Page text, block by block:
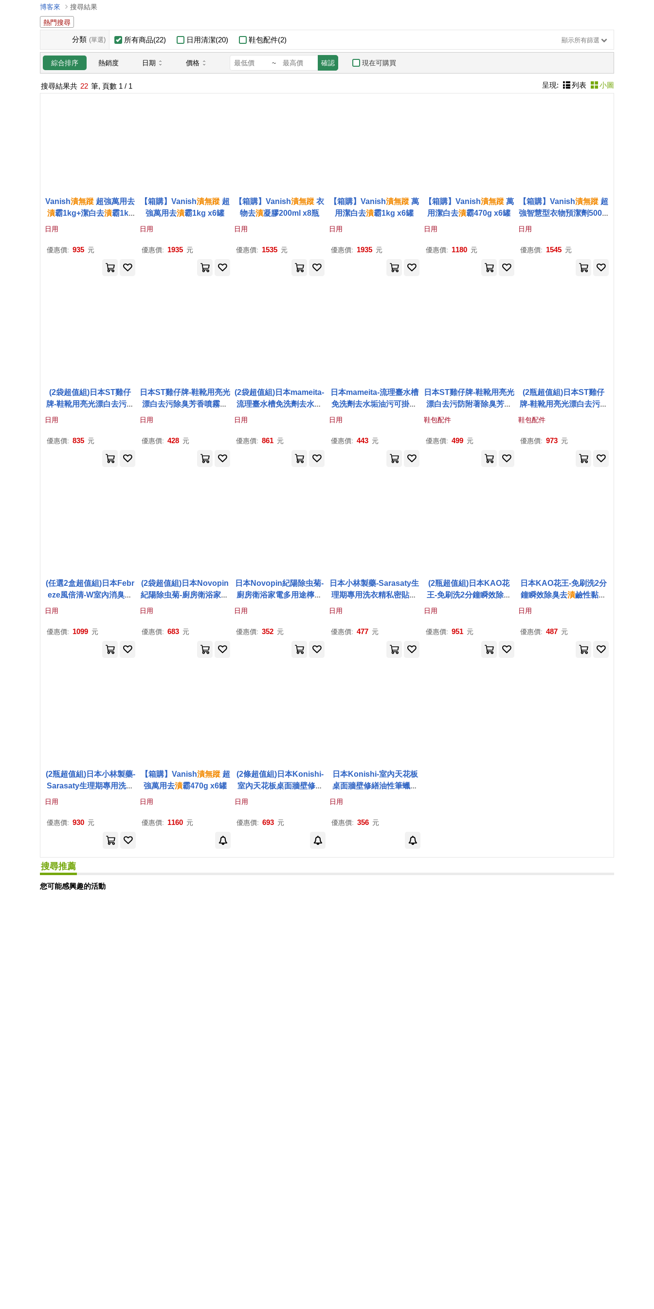
博客來
搜尋結果
熱門搜尋
分類 (單選) 所有商品(22) 日用清潔(20) 鞋包配件(2) 顯示所有篩選
綜合排序 熱銷度 日期 價格 ~ 確認 現在可購買
搜尋結果共 22 筆, 頁數 1 / 1 呈現: 列表 小圖
Vanish漬無蹤 超強萬用去
漬霸1kg+潔白去漬霸1kg
日用
優惠價: 935 元
【箱購】Vanish漬無蹤超
強萬用去漬霸1kg x6罐
日用
優惠價: 1935 元
【箱購】Vanish漬無蹤 衣
物去漬凝膠200ml x8瓶
日用
優惠價: 1535 元
【箱購】Vanish漬無蹤 萬
用潔白去漬霸1kg x6罐
日用
優惠價: 1935 元
【箱購】Vanish漬無蹤萬
用潔白去漬霸470g x6罐
日用
優惠價: 1180 元
【箱購】Vanish漬無蹤 超
強智慧型衣物預潔劑500m
日用
優惠價: 1545 元
(2袋超值組)日本ST雞仔
牌-鞋靴用亮光漂白去污除
臭芳香噴霧清潔劑補充包2
鞋中性除漬 ,鞋面防垢附著
日用
優惠價: 835 元
日本ST雞仔牌-鞋靴用亮光
漂白去污除臭芳香噴霧清
潔劑補充包200ml/袋 (帆布
面防垢附著泡泡慕斯,洗淨
日用
優惠價: 428 元
(2袋超值組)日本mameita-
流理臺水槽免洗劑去水垢
油污可掛式手持清潔刷1
用途廚房海綿,萬用家務清
日用
優惠價: 861 元
日本mameita-流理臺水槽
免洗劑去水垢油污可掛式
手持清潔刷1入/袋(拆卸式
萬用家務清洗刷布,去
日用
優惠價: 443 元
日本ST雞仔牌-鞋靴用亮光
漂白去污防附著除臭芳香
泡沫噴霧清潔劑240ml/瓶
子去漬 潔白保養泡泡慕斯)
鞋包配件
優惠價: 499 元
(2瓶超值組)日本ST雞仔
牌-鞋靴用亮光漂白去污防
附著除臭芳香泡沫噴霧清
印花皆適用,鞋子去
鞋包配件
優惠價: 973 元
(任選2盒超值組)日本Febr
eze風倍清-W室內消臭放
置型果凍凝膠除臭芳香劑1
淨化空氣長效約60天)
日用
優惠價: 1099 元
(2袋超值組)日本Novopin
紀陽除虫菊-廚房衛浴家電
多用途檸檬酸除垢消臭去
家萬用熱水壺電鍋除水垢
日用
優惠價: 683 元
日本Novopin紀陽除虫菊-
廚房衛浴家電多用途檸檬
酸除垢消臭去污清潔粉12
壺電鍋除水垢粉,衣物除汗
日用
優惠價: 352 元
日本小林製藥-Sarasaty生
理期專用洗衣精私密貼身
衣物清潔劑120ml/瓶(洗淨
血漬)
日用
優惠價: 477 元
(2瓶超值組)日本KAO花
王-免刷洗2分鐘瞬效除臭
去漬
水箱,瓷磚適用)
日用
優惠價: 951 元
日本KAO花王-免刷洗2分
鐘瞬效除臭去漬鹼性黏稠
凝膠浴室馬桶清潔劑500m
日用
優惠價: 487 元
(2瓶超值組)日本小林製藥-
Sarasaty生理期專用洗衣
精私密貼身衣物清潔劑120
床單去污除血漬)
日用
優惠價: 930 元
【箱購】Vanish漬無蹤超
強萬用去漬霸470g x6罐
日用
優惠價: 1160 元
(2條超值組)日本Konishi-
室內天花板桌面牆壁修繕
油性筆蠟筆鉛筆手腳印強
分鐘瞬效塗鴉清潔凝膠劑)
日用
優惠價: 693 元
日本Konishi-室內天花板
桌面牆壁修繕油性筆蠟筆
鉛筆手腳印強力去污膏20
鴉清潔凝膠劑)
日用
優惠價: 356 元
搜尋推薦
您可能感興趣的活動